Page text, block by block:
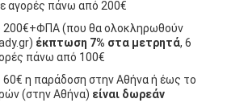
αγορές πάνω από 200€
200€+ΦΠΑ (που θα ολοκληρωθούν
έκπτωση 7% στα μετρητά, 6
πάνω από 100€
60€ η παράδοση στην Αθήνα ή έως το
(στην Αθήνα) είναι δωρεάν